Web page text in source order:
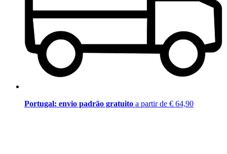
Portugal: envio padrão gratuito a partir de € 64,90